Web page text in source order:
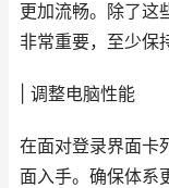
更加流畅。除了这
非常重要，至少保
| 调整电脑性能
在面对登录界面卡
面入手。确保体系